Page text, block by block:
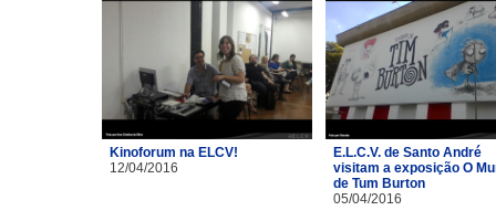
Kinoforum na ELCV!
12/04/2016
E.L.C.V. de Santo André
visitam a exposição O
de Tum Burton
05/04/2016